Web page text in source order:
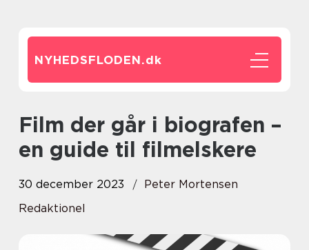
NYHEDSFLODEN.dk
Film der går i biografen –
en guide til filmelskere
30 december 2023
Peter Mortensen
Redaktionel